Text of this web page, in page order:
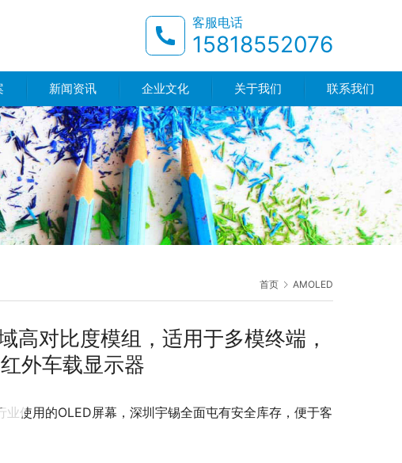
客服电话
15818552076
新闻资讯 企业文化 关于我们 联系我们
首页 AMOLED
对比度模组，适用于多模终端，
外车载显示器
使用的OLED屏幕，深圳宇锡全面屯有安全库存，便于客